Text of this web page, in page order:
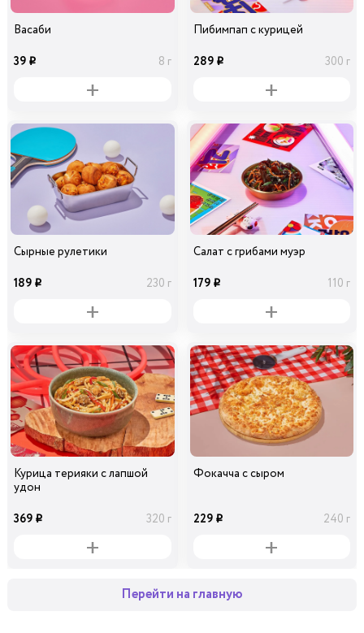
Васаби
39 i 8 г
Пибимпап с курицей
289 i 300 г
Сырные рулетики
189 i 230 г
Салат с грибами муэр
179 i 110 г
Курица терияки с лапшой
удон
369 i 320 г
Фокачча с сыром
229 i 240 г
Перейти на главную